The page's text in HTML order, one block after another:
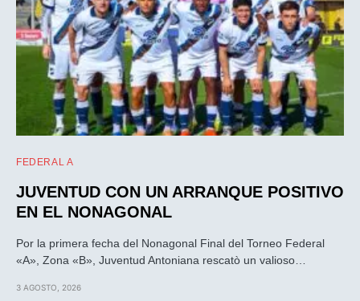
FEDERAL A
JUVENTUD CON UN ARRANQUE POSITIVO
EN EL NONAGONAL
Por la primera fecha del Nonagonal Final del Torneo Federal
«A», Zona «B», Juventud Antoniana rescatò un valioso…
3 AGOSTO, 2026